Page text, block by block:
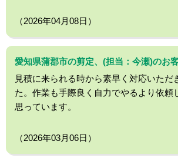
（2026年04月08日）
愛知県蒲郡市の剪定、(担当：今瀬)のお
見積に来られる時から素早く対応いただ
た。作業も手際良く自力でやるより依頼
思っています。
（2026年03月06日）